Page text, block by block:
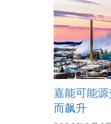
嘉能可能
而飙升